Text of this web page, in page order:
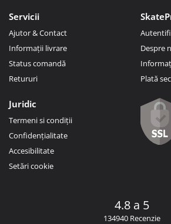
Servicii
Ajutor & Contact
Informații livrare
Status comandă
Retururi
Despre
Plată
Juridic
Termeni si condiții
Confidențialitate
Accesibilitate
Setări cookie
4.8 a 5
134940 Recenzie